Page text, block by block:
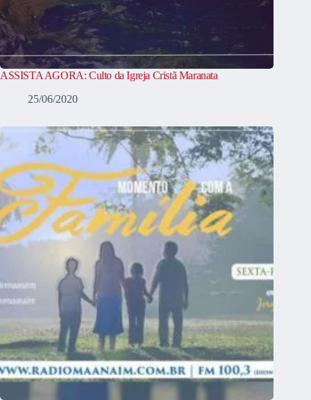
ASSISTA AGORA: Culto da Igreja Cristã Maranata
25/06/2020